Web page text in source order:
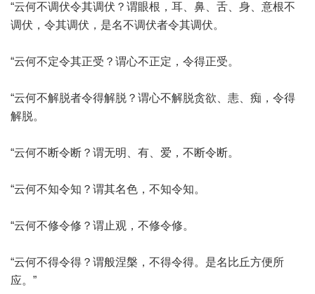
“云何不调伏令其调伏？谓眼根，耳、鼻、舌、身、意根不
调伏，令其调伏，是名不调伏者令其调伏。
“云何不定令其正受？谓心不正定，令得正受。
“云何不解脱者令得解脱？谓心不解脱贪欲、恚、痴，令得
解脱。
“云何不断令断？谓无明、有、爱，不断令断。
“云何不知令知？谓其名色，不知令知。
“云何不修令修？谓止观，不修令修。
“云何不得令得？谓般涅槃，不得令得。是名比丘方便所
应。”